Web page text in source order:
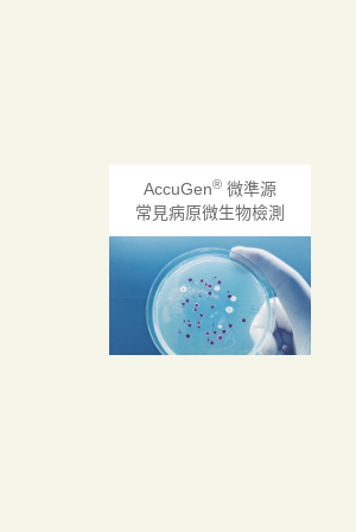
AccuGen®微準源
常見病原微生物檢測